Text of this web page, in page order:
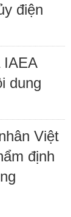
điện
IAEA
dung
Việt
định